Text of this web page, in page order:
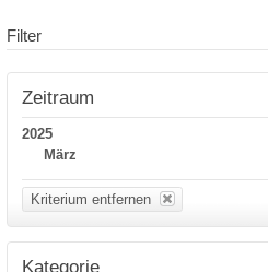
Filter
Zeitraum
2025
März
Kriterium entfernen
Kategorie